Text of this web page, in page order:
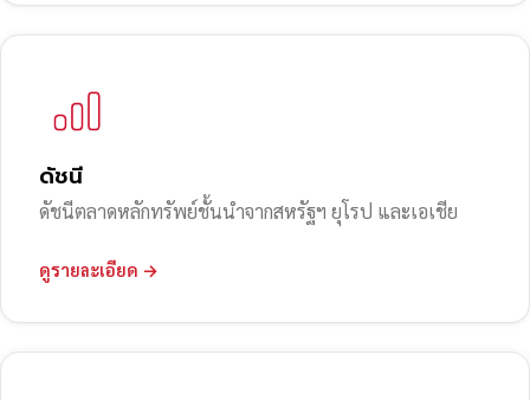
ดัชนี
ดัชนีตลาดหลักทรัพย์ชั้นนำจากสหรัฐฯ ยุโรป และเอเชีย
ดูรายละเอียด →